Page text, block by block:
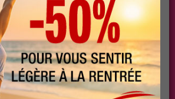
PLUS
SANTÉ
PLUS
COACHING